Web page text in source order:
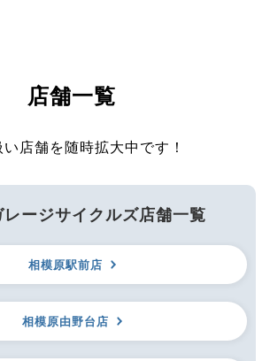
店舗一覧
店舗を随時拡大中です！
レージサイクルズ店舗一覧
相模原駅前店
相模原由野台店